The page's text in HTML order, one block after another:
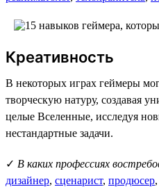
Креативность
В некоторых играх геймеры
творческую натуру, создавая
целые Вселенные, исследуя
нестандартные задачи.
✓ В каких профессиях
дизайнер, сценарист, продюсер,